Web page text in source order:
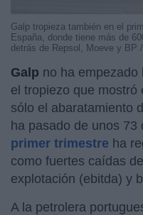
Galp tropieza también en el
España, donde tiene más de
detrás de Repsol, Moeve y BP
Galp no ha empezado
el tropiezo que mostró
sólo el abaratamiento
ha pasado de unos 73
primer trimestre ha
como fuertes caídas
explotación (ebitda) y
A la petrolera